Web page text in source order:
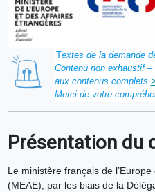
Textes de la demande
Contenu non exhaustif
aux contenus complets
Merci de votre
Présentation du
Le ministère français de
(MEAE), par les biais de la